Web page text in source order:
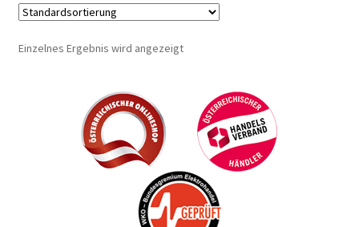
Einzelnes Ergebnis wird angezeigt